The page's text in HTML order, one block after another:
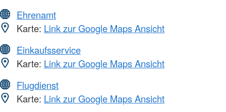
Ehrenamt
Karte: Link zur Google Maps Ansicht
Einkaufsservice
Karte: Link zur Google Maps Ansicht
Flugdienst
Karte: Link zur Google Maps Ansicht